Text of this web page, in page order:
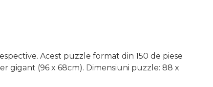
Acest puzzle format din 150 de piese
gigant (96 x 68cm). Dimensiuni puzzle: 88 x